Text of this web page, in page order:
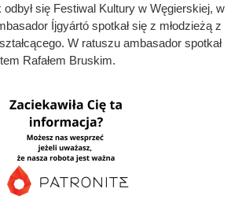
się Festiwal Kultury w Węgierskiej, w
Íjgyártó spotkał się z młodzieżą z
W ratuszu ambasador spotkał
Rafałem Bruskim.